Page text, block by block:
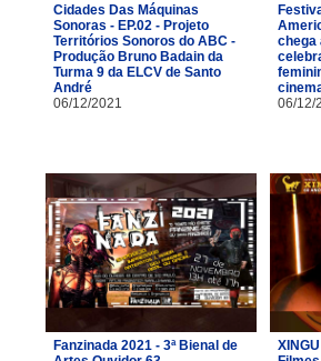
Cidades Das Máquinas
Sonoras - EP.02 - Projeto
Territórios Sonoros do ABC -
Produção Bruno Badain da
Turma 9 da ELCV de Santo
André
06/12/2021
chega
06/12/
Fanzinada 2021 - 3ª Bienal de